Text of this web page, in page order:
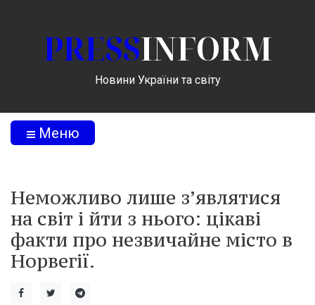
PRESSINFORM
Новини України та світу
Меню
Неможливо лише з’являтися
на світ і йти з нього: цікаві
факти про незвичайне місто в
Норвегії.